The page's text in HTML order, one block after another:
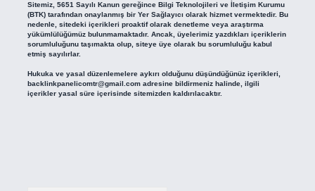
Sitemiz, 5651 Sayılı Kanun gereğince Bilgi Teknolojileri ve İletişim Kurumu
(BTK) tarafından onaylanmış bir Yer Sağlayıcı olarak hizmet vermektedir. Bu
nedenle, sitedeki içerikleri proaktif olarak denetleme veya araştırma
yükümlülüğümüz bulunmamaktadır. Ancak, üyelerimiz yazdıkları içeriklerin
sorumluluğunu taşımakta olup, siteye üye olarak bu sorumluluğu kabul
etmiş sayılırlar.
Hukuka ve yasal düzenlemelere aykırı olduğunu düşündüğünüz içerikleri,
backlinkpanelicomtr@gmail.comadresine bildirmeniz halinde, ilgili
içerikler yasal süre içerisinde sitemizden kaldırılacaktır.